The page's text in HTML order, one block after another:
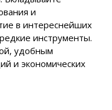
и
в интереснейших
инструменты.
удобным
и экономических